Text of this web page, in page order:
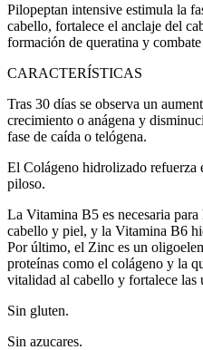
Pilopeptan intensive estimula la
cabello, fortalece el anclaje del
formación de queratina y
CARACTERÍSTICAS
Tras 30 días se observa un
crecimiento o anágena y
fase de caída o telógena.
El Colágeno hidrolizado
piloso.
La Vitamina B5 es necesaria
cabello y piel, y la Vitamina B6
Por último, el Zinc es un
proteínas como el colágeno y la
vitalidad al cabello y fortalece las
Sin gluten.
Sin azucares.